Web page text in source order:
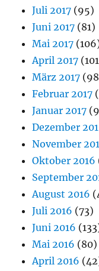
Juli 2017 (95)
Juni 2017 (81)
Mai 2017
April 2017
März 2017
Februar 2017
Januar 2017
Dezember
November
Oktober 2016
September
August 2016
Juli 2016 (73)
Juni 2016
Mai 2016 (80)
April 2016